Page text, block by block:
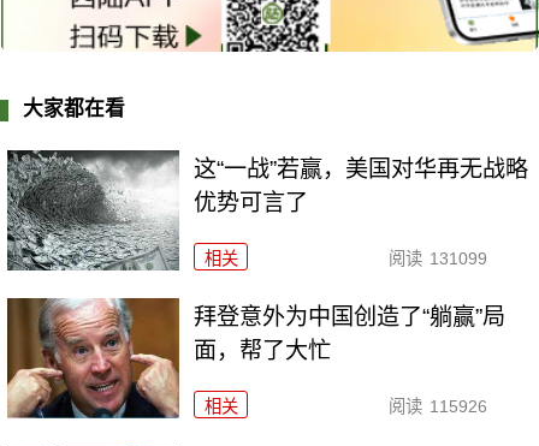
大家都在看
这“一战”若赢，美国对华再无战略
优势可言了
相关 阅读 131099
拜登意外为中国创造了“躺赢”局
面，帮了大忙
相关 阅读 115926